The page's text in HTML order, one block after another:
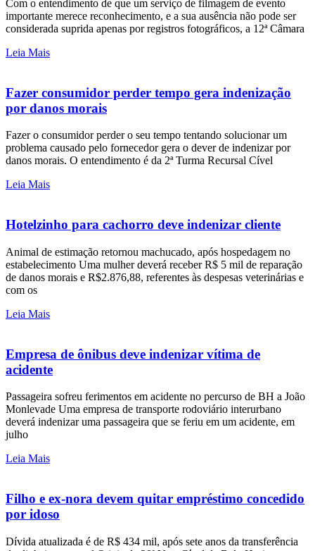
Com o entendimento de que um serviço de filmagem de evento
importante merece reconhecimento, e a sua ausência não pode ser
considerada suprida apenas por registros fotográficos, a 12ª Câmara
Leia Mais
Fazer consumidor perder tempo gera indenização
por danos morais
Fazer o consumidor perder o seu tempo tentando solucionar um
problema causado pelo fornecedor gera o dever de indenizar por
danos morais. O entendimento é da 2ª Turma Recursal Cível
Leia Mais
Hotelzinho para cachorro deve indenizar cliente
Animal de estimação retornou machucado, após hospedagem no
estabelecimento Uma mulher deverá receber R$ 5 mil de reparação
de danos morais e R$2.876,88, referentes às despesas veterinárias e
com os
Leia Mais
Empresa de ônibus deve indenizar vítima de
acidente
Passageira sofreu ferimentos em acidente no percurso de BH a João
Monlevade Uma empresa de transporte rodoviário interurbano
deverá indenizar uma passageira que se feriu em um acidente, em
julho
Leia Mais
Filho e ex-nora devem quitar empréstimo concedido
por idoso
Dívida atualizada é de R$ 434 mil, após sete anos da transferência